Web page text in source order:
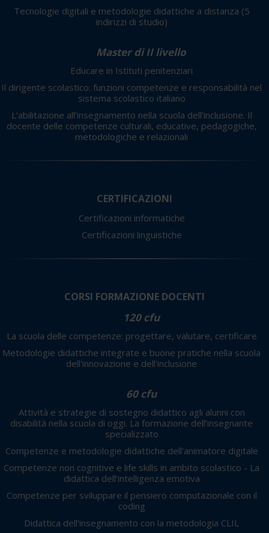
Tecnologie digitali e metodologie didattiche a distanza (5
indirizzi di studio)
Master di II livello
Educare in Istituti penitenziari
Il dirigente scolastico: funzioni competenze e responsabilità nel
sistema scolastico italiano
L’abilitazione all’insegnamento nella scuola dell’inclusione. Il
docente delle competenze culturali, educative, pedagogiche,
metodologiche e relazionali
CERTIFICAZIONI
Certificazioni informatiche
Certificazioni linguistiche
CORSI FORMAZIONE DOCENTI
120 cfu
La scuola delle competenze: progettare, valutare, certificare
Metodologie didattiche integrate e buone pratiche nella scuola
dell'innovazione e dell'inclusione
60 cfu
Attività e strategie di sostegno didattico agli alunni con
disabilità nella scuola di oggi. La formazione dell’insegnante
specializzato
Competenze e metodologie didattiche dell’animatore digitale
Competenze non cognitive e life skills in ambito scolastico - La
didattica dell’intelligenza emotiva
Competenze per sviluppare il pensiero computazionale con il
coding
Didattica dell’insegnamento con la metodologia CLIL